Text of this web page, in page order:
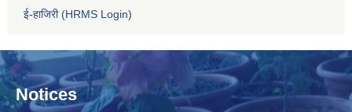
ई-हाजिरी (HRMS Login)
Notices